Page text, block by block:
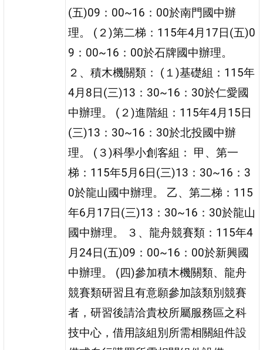
(五)09：00~16：00於南門國中辦
理。 (２)第二梯：115年4月17日(五)0
9：00~16：00於石牌國中辦理。
２、積木機關類： (１)基礎組：115年
4月8日(三)13：30~16：30於仁愛國
中辦理。 (２)進階組：115年4月15日
(三)13：30~16：30於北投國中辦
理。 (３)科學小創客組： 甲、第一
梯：115年5月6日(三)13：30~16：3
0於龍山國中辦理。 乙、第二梯：115
年6月17日(三)13：30~16：30於龍山
國中辦理。 ３、龍舟競賽類：115年4
月24日(五)09：00~16：00於新興國
中辦理。 (四)參加積木機關類、龍舟
競賽類研習且有意願參加該類別競賽
者，研習後請洽貴校所屬服務區之科
技中心，借用該組別所需相關組件設